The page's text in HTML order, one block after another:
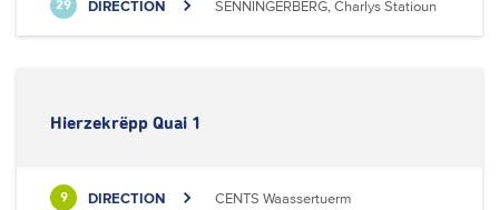
29 DIRECTION SENNINGERBERG, Charlys Statioun
Hierzekrëpp Quai 1
9 DIRECTION CENTS Waassertuerm